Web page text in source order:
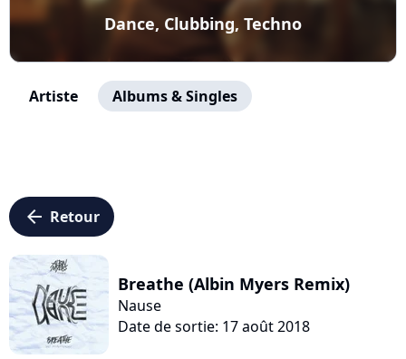
Dance, Clubbing, Techno
Artiste Albums & Singles
arrow_left Retour
Breathe (Albin Myers Remix)
Nause
Date de sortie: 17 août 2018